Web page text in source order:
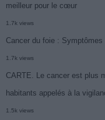
meilleur pour le cœur
1.7k views
Cancer du foie :
1.7k views
CARTE. Le cancer est plus
habitants appelés à la
1.5k views